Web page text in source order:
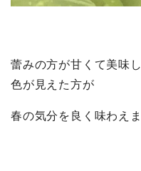
蕾みの方が甘くて美味
色が見えた方が
春の気分を良く味わえま